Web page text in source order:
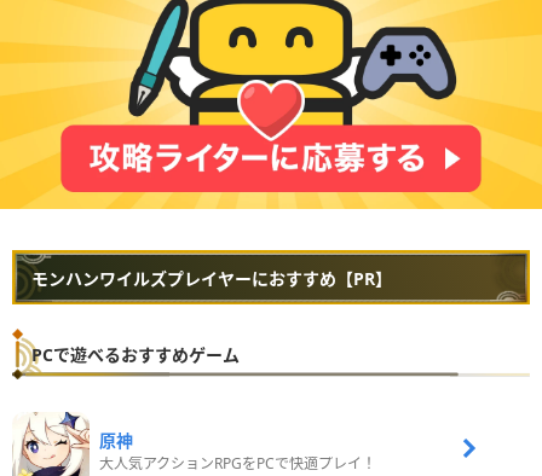
モンハンワイルズプレイヤーにおすすめ【PR】
PCで遊べるおすすめゲーム
原神
大人気アクションRPGをPCで快適プレイ！